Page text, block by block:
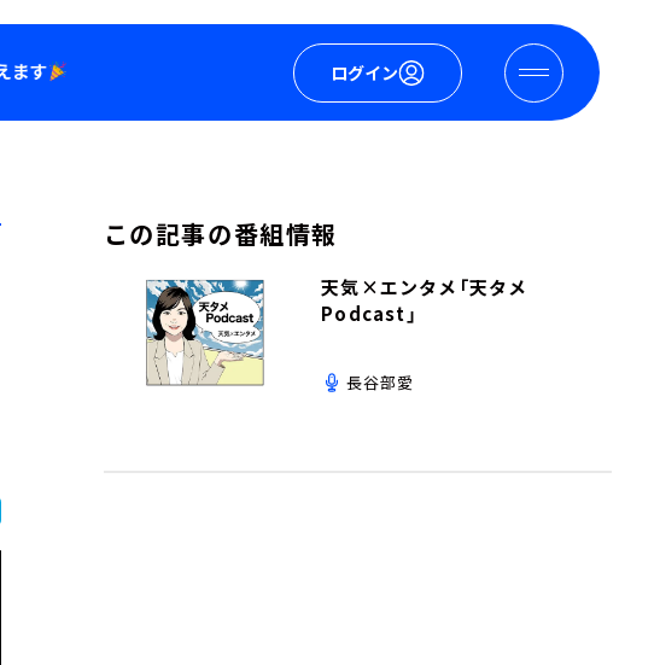
ログイン
この記事の番組情報
天気×エンタメ「天タメ
Podcast」
長谷部愛